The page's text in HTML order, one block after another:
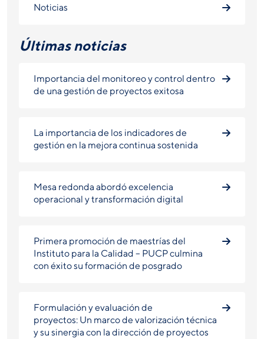
Noticias
Últimas noticias
Importancia del monitoreo y control dentro
de una gestión de proyectos exitosa
La importancia de los indicadores de
gestión en la mejora continua sostenida
Mesa redonda abordó excelencia
operacional y transformación digital
Primera promoción de maestrías del
Instituto para la Calidad – PUCP culmina
con éxito su formación de posgrado
Formulación y evaluación de
proyectos: Un marco de valorización técnica
y su sinergia con la dirección de proyectos